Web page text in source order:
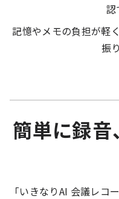
認
記憶やメモの負担が軽
振
簡単に録音
「いきなりAI 会議レコ